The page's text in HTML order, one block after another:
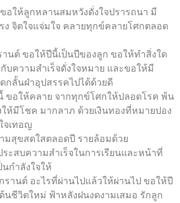
อให้ลูกหลานสมหวังดั่งใจปรารถนา มี
ง จิตใจแจ่มใจ คลายทุกข์คลายโศกตลอด
นต์ ขอให้ปีนี้เป็นปีของลูก ขอให้ทำสิ่งใด
บความสำเร็จดั่งใจหมาย และขอให้มี
กลั้นฝ่าอุปสรรคไปได้ด้วยดี
ขอให้คลาย จากทุกข์โศกให้ปลอดโรค พ้น
ห้มีโชค มากลาภ ด้วยเงินทองที่หมายปอง
จเทอญ
มสุขสดใสตลอดปี รายล้อมด้วย
ะสบความสำเร็จในการเรียนและหน้าที่
กำลังใจให้
านต์ อะไรที่ผ่านไปแล้วให้ผ่านไป ขอให้ปี
นชีวิตใหม่ ฟ้าหลังฝนงดงามเสมอ รักลูก